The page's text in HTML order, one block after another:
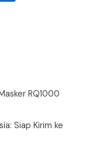
RQ1000
Siap Kirim ke